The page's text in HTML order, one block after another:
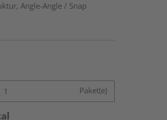
Angle-Angle / Snap
Paket(e)